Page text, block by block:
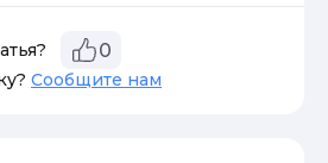
0
Сообщите нам